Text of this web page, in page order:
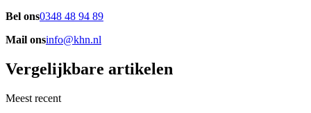
Bel ons0348 48 94 89
Mail onsinfo@khn.nl
Vergelijkbare artikelen
Meest recent